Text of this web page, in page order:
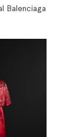
Balenciaga